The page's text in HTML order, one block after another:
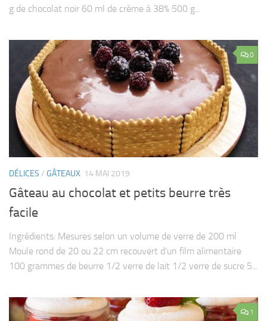
g de chocolat noir 60 ml de crème à 38% 500 g...
0
DÉLICES / GÂTEAUX 14 MAI 2019
Gâteau au chocolat et petits beurre très
facile
Ingrédients: Mesures selon un volume de verre de 200 ml
Moule rond de 20 ou 22 cm recouvert d’un film alimentaire
100 grammes de beurre 1/2 verre de lait 1/2 verre de sucre 5...
1